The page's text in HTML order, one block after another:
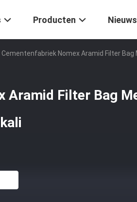
Producten Nieuws
Cementenfabriek Nomex Aramid Filter Bag
Aramid Filter Bag